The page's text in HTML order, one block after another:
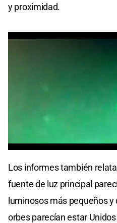
y proximidad.
of
seconds
Los informes también
fuente de luz principal
luminosos más pequeños
orbes parecían estar